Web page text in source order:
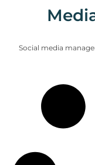
Social media